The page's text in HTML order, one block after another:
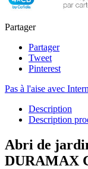
Partager
Partager
Tweet
Pinterest
Pas à l'aise avec
Description
Description
Abri de
DURAMAX